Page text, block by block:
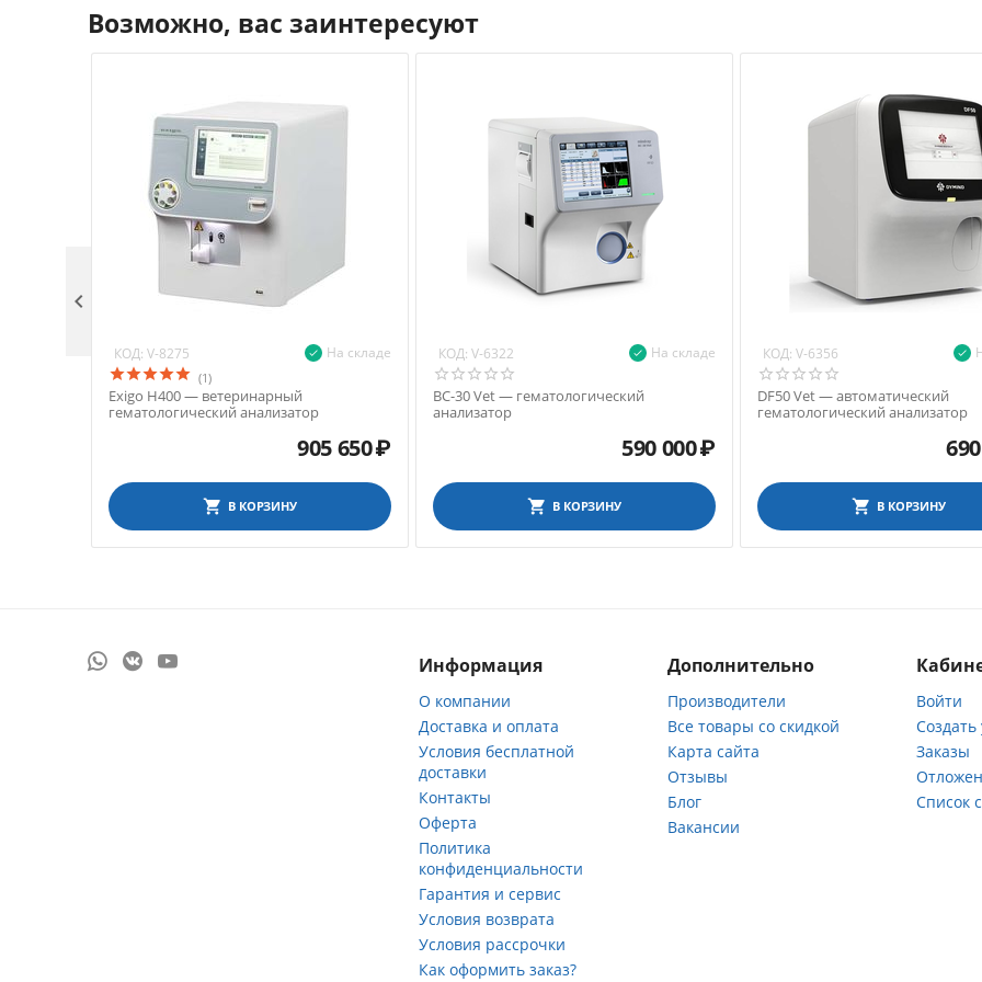
Возможно, вас заинтересуют
КОД: V-8275 На складе
(1)
Exigo H400 — ветеринарный
гематологический анализатор
905 650₽
В КОРЗИНУ
КОД: V-6322 На складе
BC-30 Vet — гематологический
анализатор
590 000₽
В КОРЗИНУ
КОД: V-6356
DF50 Vet — автоматический
гематологический анализатор
В КОРЗИНУ

Информация
О компании
Доставка и оплата
Условия бесплатной
доставки
Контакты
Оферта
Политика
конфиденциальности
Гарантия и сервис
Условия возврата
Условия рассрочки
Как оформить заказ?
Дополнительно
Производители
Все товары со скидкой
Карта сайта
Отзывы
Блог
Вакансии
Войти
Заказы
Список